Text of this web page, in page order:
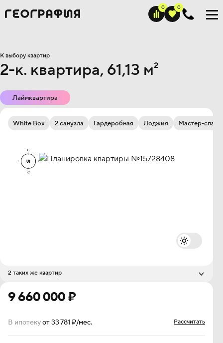
К выбору квартир
2-к. квартира, 61,13 м²
Лаймквартира
White Box 2 санузла Гардеробная Лоджия Мастер-
9 730 000 ₽
10 390 000 ₽
2 таких же квартир
9 660 000 ₽
В ипотекуот 33 781 ₽/мес. Рассчитать